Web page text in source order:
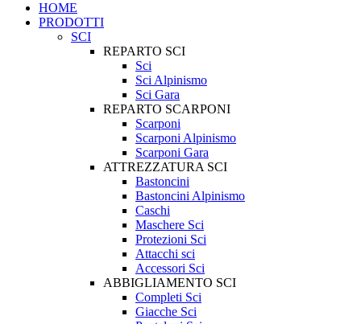
HOME
PRODOTTI
SCI
REPARTO SCI
Sci
Sci Alpinismo
Sci Gara
REPARTO SCARPONI
Scarponi
Scarponi Alpinismo
Scarponi Gara
ATTREZZATURA SCI
Bastoncini
Bastoncini Alpinismo
Caschi
Maschere Sci
Protezioni Sci
Attacchi sci
Accessori Sci
ABBIGLIAMENTO SCI
Completi Sci
Giacche Sci